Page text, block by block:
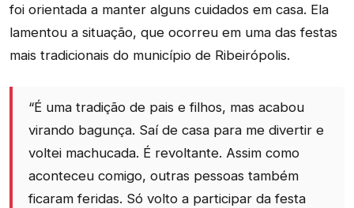
foi orientada a manter alguns cuidados em casa. Ela
lamentou a situação, que ocorreu em uma das festas
mais tradicionais do município de Ribeirópolis.
“É uma tradição de pais e filhos, mas acabou
virando bagunça. Saí de casa para me divertir e
voltei machucada. É revoltante. Assim como
aconteceu comigo, outras pessoas também
ficaram feridas. Só volto a participar da festa